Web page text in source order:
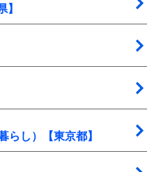
】
らし）【東京都】